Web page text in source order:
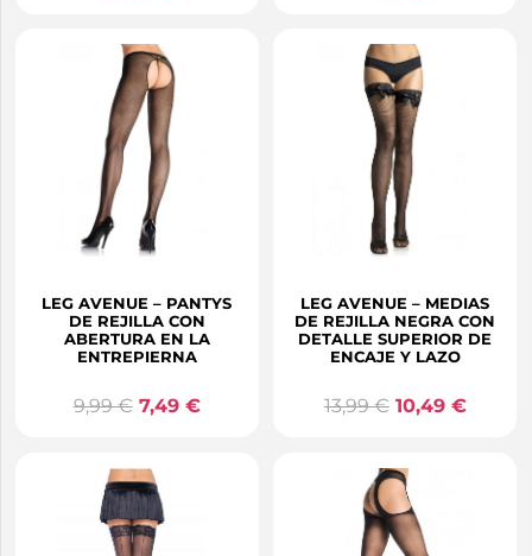
LEG AVENUE – PANTYS
DE REJILLA CON
ABERTURA EN LA
ENTREPIERNA
9,99€ 7,49 €
LEG AVENUE – MEDIAS
DE REJILLA NEGRA CON
DETALLE SUPERIOR DE
ENCAJE Y LAZO
13,99€ 10,49 €